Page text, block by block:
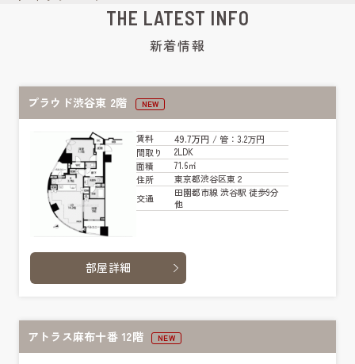
THE LATEST INFO
新着情報
プラウド渋谷東 2階 NEW
賃料 49.7万円 / 管：3.2万円
間取り
2LDK
面積
71.6㎡
住所
東京都渋谷区東２
交通
田園都市線 渋谷駅 徒歩9分
他
部屋詳細
アトラス麻布十番 12階 NEW